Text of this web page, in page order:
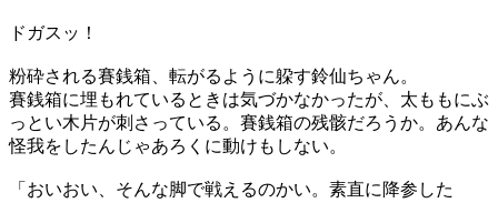
ドガスッ！
粉砕される賽銭箱、転がるように躱す鈴仙ちゃん。
賽銭箱に埋もれているときは気づかなかったが、太ももにぶ
っとい木片が刺さっている。賽銭箱の残骸だろうか。あんな
怪我をしたんじゃあろくに動けもしない。
「おいおい、そんな脚で戦えるのかい。素直に降参した